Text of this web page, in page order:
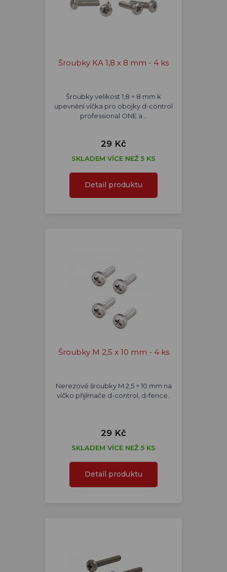
Šroubky KA 1,8 x 8 mm - 4 ks
Šroubky velikost 1,8 × 8 mm k
upevnění víčka pro obojky d-control
professional ONE a…
29 Kč
SKLADEM VÍCE NEŽ 5 KS
Detail produktu
Šroubky M 2,5 x 10 mm - 4 ks
Nerezové šroubky M 2,5 × 10 mm na
víčko přijímače d-control, d-fence.
29 Kč
SKLADEM VÍCE NEŽ 5 KS
Detail produktu